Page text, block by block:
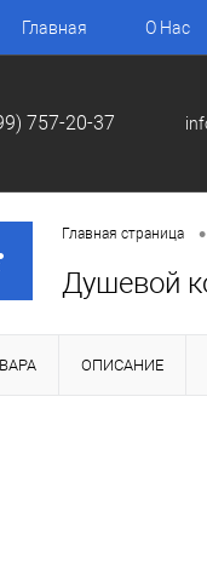
Главная О Нас
757-20-37
Главная страница •
Душевой
ОПИСАНИЕ